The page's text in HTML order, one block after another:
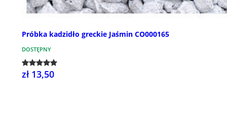
Próbka kadzidło greckie Jaśmin CO000165
DOSTĘPNY
zł 13,50